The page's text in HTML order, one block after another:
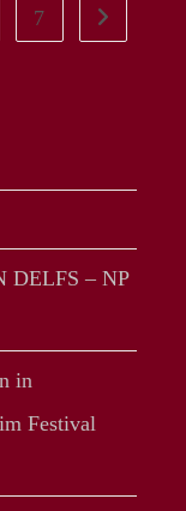
7 Zur
DELFS – NP
in
Festival